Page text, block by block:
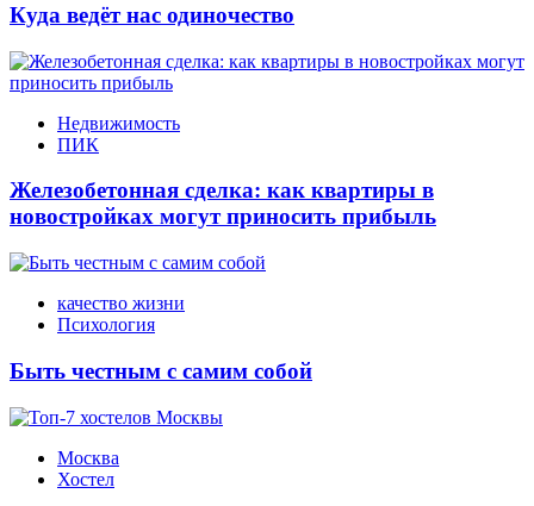
Куда ведёт нас одиночество
Недвижимость
ПИК
Железобетонная сделка: как квартиры в
новостройках могут приносить прибыль
качество жизни
Психология
Быть честным с самим собой
Москва
Хостел